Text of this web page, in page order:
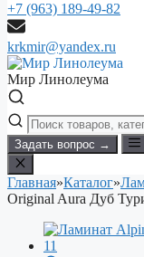
+7 (963) 189-49-82
krkmir@yandex.ru
Мир Линолеума
Задать вопрос →
Главная»Каталог»
Original Aura Дуб